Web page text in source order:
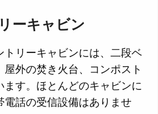
ーキャビン
トリーキャビンには、二段ベ
屋外の焚き火台、コンポスト
ます。ほとんどのキャビンに
電話の受信設備はありませ